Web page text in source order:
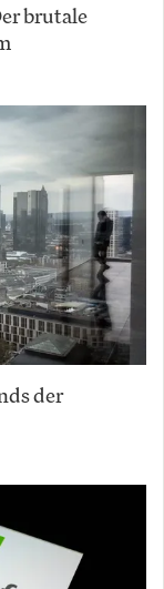
brutale
der